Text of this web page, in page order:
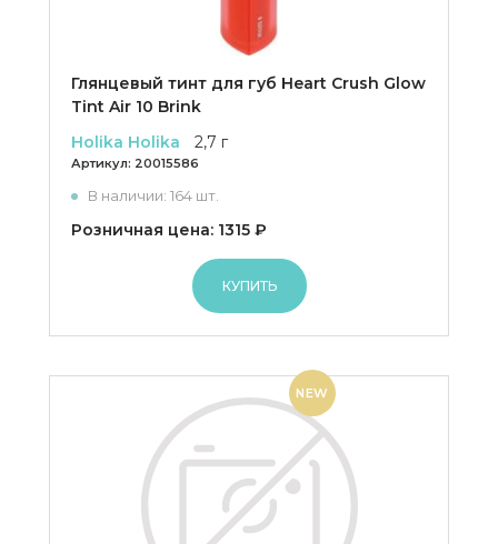
Глянцевый тинт для губ Heart Crush Glow
Tint Air 10 Brink
Holika Holika
2,7 г
Артикул: 20015586
В наличии: 164 шт.
Розничная цена: 1315 ₽
КУПИТЬ
NEW